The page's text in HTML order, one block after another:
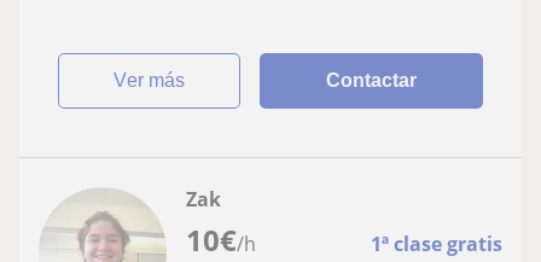
ver más Contactar
10€/h 1ª clase gratis
Zak